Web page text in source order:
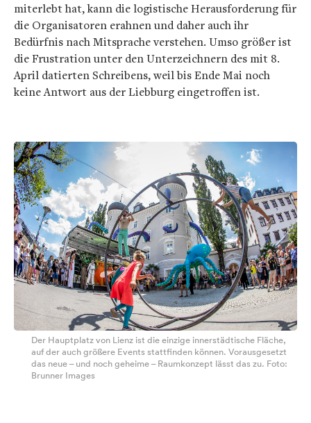
miterlebt hat, kann die logistische Herausforderung für
die Organisatoren erahnen und daher auch ihr
Bedürfnis nach Mitsprache verstehen. Umso größer ist
die Frustration unter den Unterzeichnern des mit 8.
April datierten Schreibens, weil bis Ende Mai noch
keine Antwort aus der Liebburg eingetroffen ist.
Der Hauptplatz von Lienz ist die einzige innerstädtische Fläche,
auf der auch größere Events stattfinden können. Vorausgesetzt
das neue – und noch geheime – Raumkonzept lässt das zu. Foto:
Brunner Images